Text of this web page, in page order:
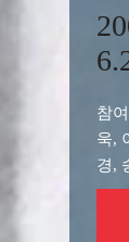
참
욱,
경,